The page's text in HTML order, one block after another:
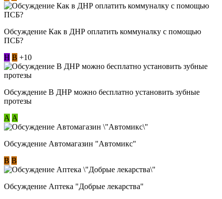
Обсуждение Как в ДНР оплатить коммуналку с помощью
ПСБ?
Н В +10
Обсуждение В ДНР можно бесплатно установить зубные
протезы
А А
Обсуждение Автомагазин "Автомикс"
В В
Обсуждение Аптека "Добрые лекарства"